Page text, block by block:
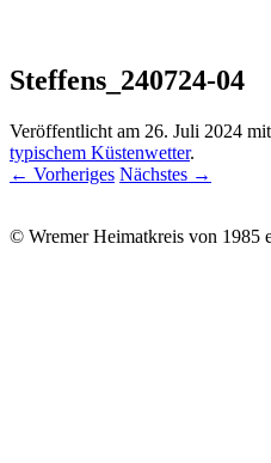
Steffens_240724-04
Veröffentlicht am 26. Juli 2024 mit
typischem Küstenwetter.
← Vorheriges Nächstes →
© Wremer Heimatkreis von 1985